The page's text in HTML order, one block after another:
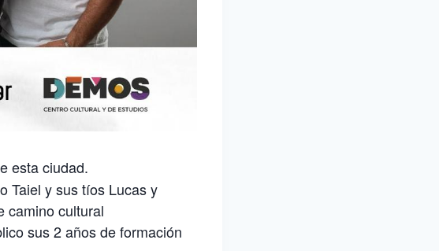
esta ciudad.
Taiel y sus tíos Lucas y
camino cultural
sus 2 años de formación